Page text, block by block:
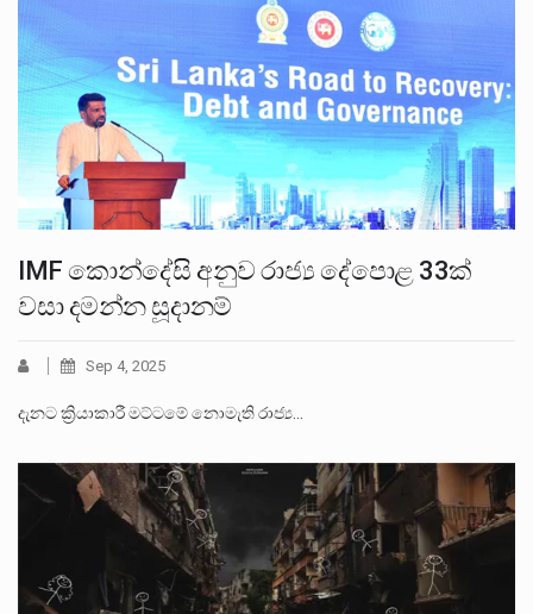
IMF කොන්දේසි අනුව රාජ්‍ය දේපොළ 33ක්
වසා දමන්න සූදානම්
Sep 4, 2025
දැනට ක්‍රියාකාරී මට්ටමේ නොමැති රාජ්‍ය…